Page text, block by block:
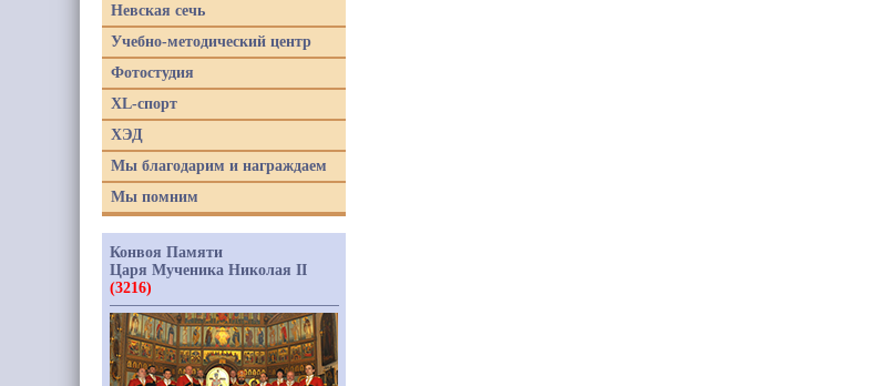
Невская сечь
Учебно-методический центр
Фотостудия
XL-спорт
ХЭД
Мы благодарим и награждаем
Мы помним
Конвоя Памяти
Царя Мученика Николая II
(3216)